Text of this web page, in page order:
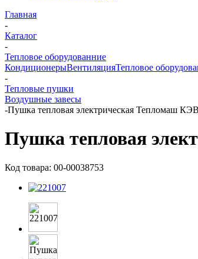
Главная
-
Каталог
-
Тепловое оборудованние
КондиционерыВентиляцияТепловое
-
Тепловые пушки
Воздушные завесы
-Пушка тепловая электрическая Тепломаш
Пушка тепловая
Код товара: 00-00038753